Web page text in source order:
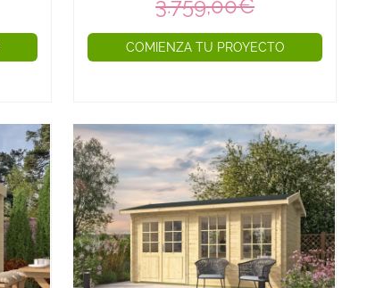
3.759,00€
COMIENZA TU PROYECTO